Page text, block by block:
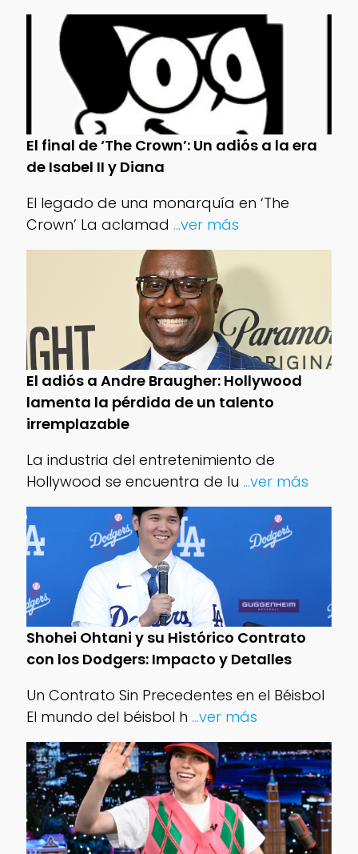
El final de ‘The Crown’: Un adiós a la era
de Isabel II y Diana
El legado de una monarquía en ‘The
Crown’ La aclamad ...ver más
El adiós a Andre Braugher: Hollywood
lamenta la pérdida de un talento
irremplazable
La industria del entretenimiento de
Hollywood se encuentra de lu ...ver más
Shohei Ohtani y su Histórico Contrato
con los Dodgers: Impacto y Detalles
Un Contrato Sin Precedentes en el Béisbol
El mundo del béisbol h ...ver más